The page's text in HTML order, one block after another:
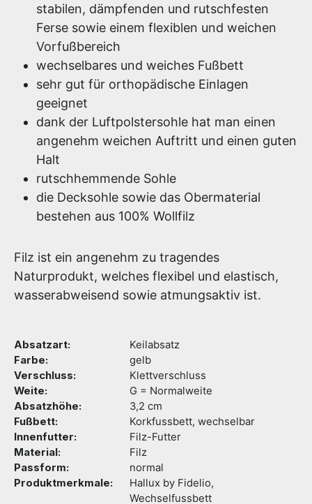
stabilen, dämpfenden und rutschfesten
Ferse sowie einem flexiblen und weichen
Vorfußbereich
wechselbares und weiches Fußbett
sehr gut für orthopädische Einlagen
geeignet
dank der Luftpolstersohle hat man einen
angenehm weichen Auftritt und einen guten
Halt
rutschhemmende Sohle
die Decksohle sowie das Obermaterial
bestehen aus 100% Wollfilz
Filz ist ein angenehm zu tragendes
Naturprodukt, welches flexibel und elastisch,
wasserabweisend sowie atmungsaktiv ist.
Absatzart:
Keilabsatz
Farbe:
gelb
Verschluss:
Klettverschluss
Weite:
G = Normalweite
Absatzhöhe:
3,2 cm
Fußbett:
Korkfussbett, wechselbar
Innenfutter:
Filz-Futter
Material:
Filz
Passform:
normal
Produktmerkmale:
Hallux by Fidelio,
Wechselfussbett